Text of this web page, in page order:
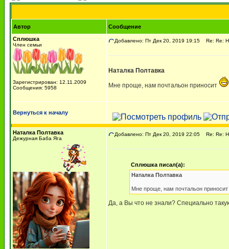
Автор
Сообщение
Сплюшка
Член семьи
Зарегистрирован: 12.11.2009
Сообщения: 5958
Добавлено: Пт Дек 20, 2019 19:15 Re: Re:
Наталка Полтавка
Мне проще, нам почтальон приносит
Вернуться к началу
Наталка Полтавка
Дежурная Баба Яга
Добавлено: Пт Дек 20, 2019 22:05 Re: Re:
Сплюшка писал(а):
Наталка Полтавка
Мне проще, нам почтальон приносит
Да, а Вы что не знали? Специально